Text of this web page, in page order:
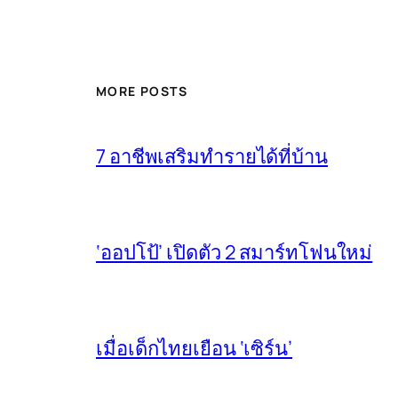
MORE POSTS
7 อาชีพเสริมทำรายได้ที่บ้าน
‘ออปโป้’ เปิดตัว 2 สมาร์ทโฟนใหม่
เมื่อเด็กไทยเยือน ‘เซิร์น’